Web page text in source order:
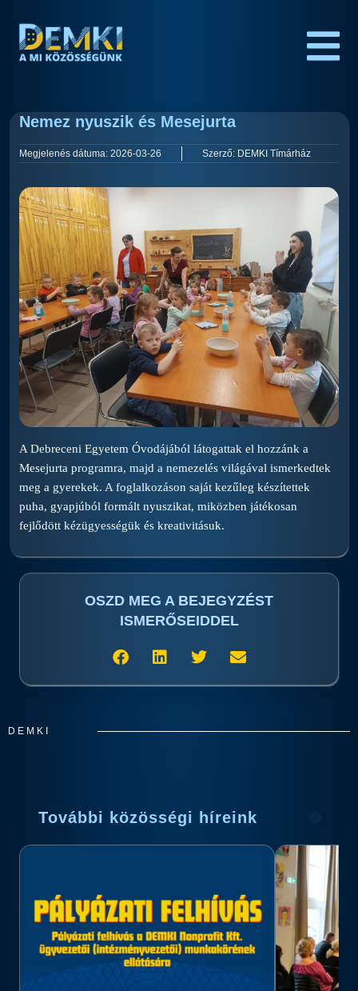
Nemez nyuszik és Mesejurta
Megjelenés dátuma: 2026-03-26 Szerző: DEMKI Tímárház
A Debreceni Egyetem Óvodájából látogattak el hozzánk a
Mesejurta programra, majd a nemezelés világával ismerkedtek
meg a gyerekek. A foglalkozáson saját kezűleg készítettek
puha, gyapjúból formált nyuszikat, miközben játékosan
fejlődött kézügyességük és kreativitásuk.
OSZD MEG A BEJEGYZÉST
ISMERŐSEIDDEL
DEMKI
További közösségi híreink